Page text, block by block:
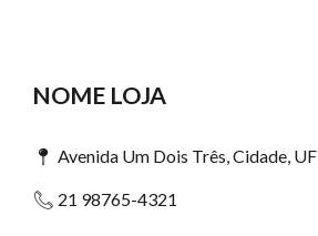
NOME LOJA
📍 Avenida Um Dois Três, Cidade, UF
📞 21 98765-4321